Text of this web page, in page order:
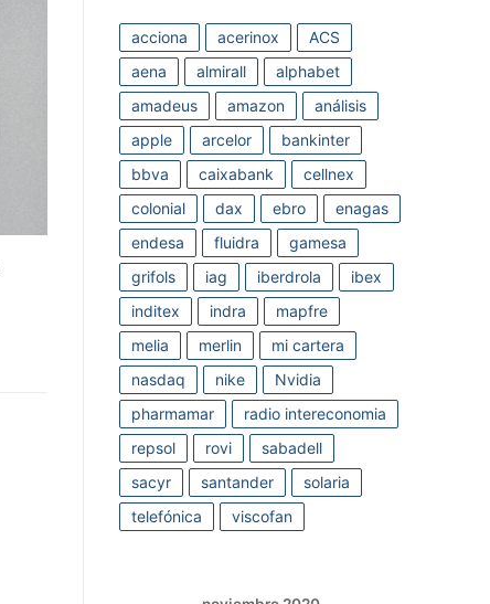
acciona acerinox
ACS
aena
almirall
alphabet
amadeus
amazon
análisis
apple
arcelor
bankinter
bbva
caixabank
cellnex
colonial
dax ebro
enagas
endesa
fluidra
gamesa
grifols
iag iberdrola
ibex
inditex
indra
mapfre
melia
merlin
mi cartera
nasdaq
nike
Nvidia
pharmamar
radio intereconomia
repsol
rovi
sabadell
sacyr
santander
solaria
telefónica
viscofan